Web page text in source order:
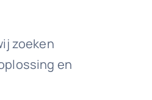
zoeken
en